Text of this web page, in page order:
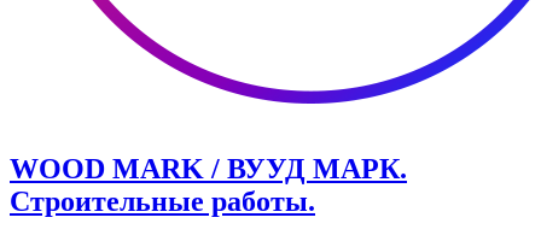
WOOD MARK / ВУУД МАРК.
Строительные работы.